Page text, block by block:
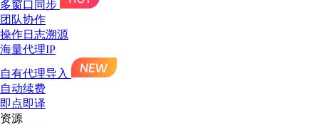
多窗口同步
团队协作
操作日志溯源
海量代理IP
自有代理导入
自动续费
即点即译
资源